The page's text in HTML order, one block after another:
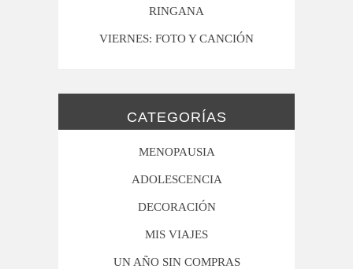
RINGANA
VIERNES: FOTO Y CANCIÓN
CATEGORÍAS
MENOPAUSIA
ADOLESCENCIA
DECORACIÓN
MIS VIAJES
UN AÑO SIN COMPRAS